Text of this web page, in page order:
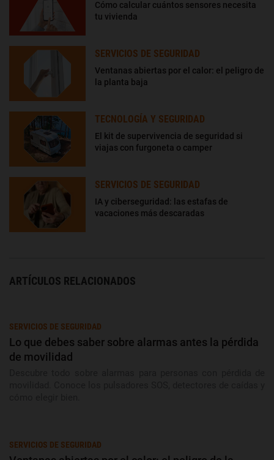
Cómo calcular cuántos sensores necesita
tu vivienda
SERVICIOS DE SEGURIDAD
Ventanas abiertas por el calor: el peligro de
la planta baja
TECNOLOGÍA Y SEGURIDAD
El kit de supervivencia de seguridad si
viajas con furgoneta o camper
SERVICIOS DE SEGURIDAD
IA y ciberseguridad: las estafas de
vacaciones más descaradas
ARTÍCULOS RELACIONADOS
SERVICIOS DE SEGURIDAD
Lo que debes saber sobre alarmas antes la pérdida
de movilidad
SERVICIOS DE SEGURIDAD